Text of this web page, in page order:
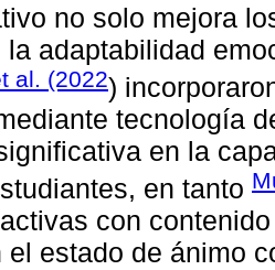
no solo mejora
la adaptabilidad
al. (2022)
tecnología
en la
en tanto
con
el estado de ánimo